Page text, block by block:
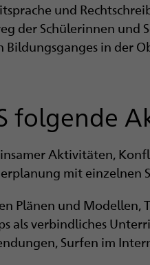
und
der Schülerinnen und
in der
folgende
Aktivitäten,
mit einzelnen
Plänen und Modellen,
als verbindliches
Surfen im